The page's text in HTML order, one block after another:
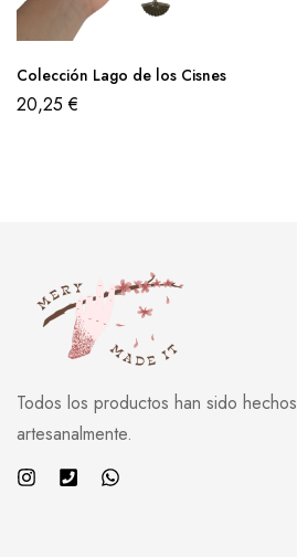
Colección Lago de los Cisnes
20,25€
Todos los productos han sido hechos
artesanalmente.